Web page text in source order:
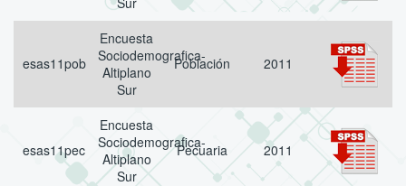
esas11pob
Encuesta
Sociodemografica-
Altiplano
Sur
Población 2011
esas11pec
Encuesta
Sociodemografica-
Altiplano
Sur
Pecuaria 2011